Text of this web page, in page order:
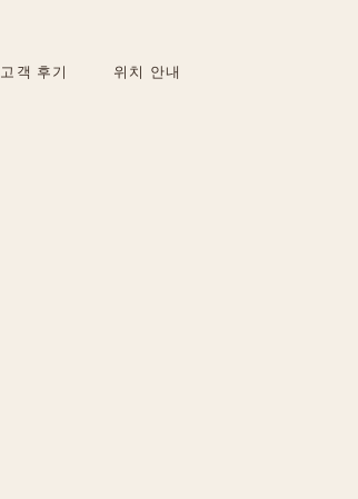
고객 후기 위치 안내